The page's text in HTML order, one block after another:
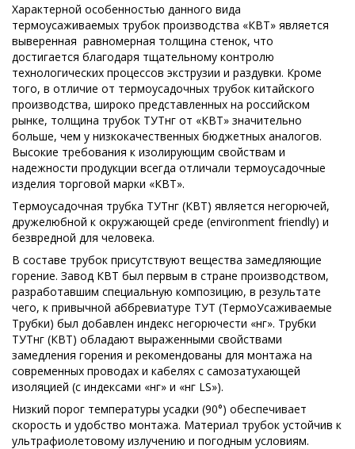
Характерной особенностью данного вида
термоусаживаемых трубок производства «КВТ» является
выверенная равномерная толщина стенок, что
достигается благодаря тщательному контролю
технологических процессов экструзии и раздувки. Кроме
того, в отличие от термоусадочных трубок китайского
производства, широко представленных на российском
рынке, толщина трубок ТУТнг от «КВТ» значительно
больше, чем у низкокачественных бюджетных аналогов.
Высокие требования к изолирующим свойствам и
надежности продукции всегда отличали термоусадочные
изделия торговой марки «КВТ».
Термоусадочная трубка ТУТнг (КВТ) является негорючей,
дружелюбной к окружающей среде (environment friendly) и
безвредной для человека.
В составе трубок присутствуют вещества замедляющие
горение. Завод КВТ был первым в стране производством,
разработавшим специальную композицию, в результате
чего, к привычной аббревиатуре ТУТ (ТермоУсаживаемые
Трубки) был добавлен индекс негорючести «нг». Трубки
ТУТнг (КВТ) обладают выраженными свойствами
замедления горения и рекомендованы для монтажа на
современных проводах и кабелях с самозатухающей
изоляцией (с индексами «нг» и «нг LS»).
Низкий порог температуры усадки (90°) обеспечивает
скорость и удобство монтажа. Материал трубок устойчив к
ультрафиолетовому излучению и погодным условиям.